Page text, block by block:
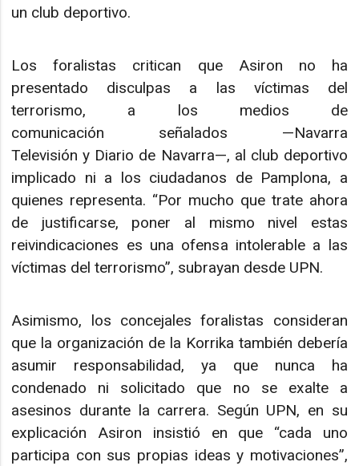
un club deportivo.
Los foralistas critican que Asiron no ha
presentado disculpas a las víctimas del
terrorismo, a los medios de
comunicación señalados —Navarra
Televisión y Diario de Navarra—, al club deportivo
implicado ni a los ciudadanos de Pamplona, a
quienes representa. “Por mucho que trate ahora
de justificarse, poner al mismo nivel estas
reivindicaciones es una ofensa intolerable a las
víctimas del terrorismo”, subrayan desde UPN.
Asimismo, los concejales foralistas consideran
que la organización de la Korrika también debería
asumir responsabilidad, ya que nunca ha
condenado ni solicitado que no se exalte a
asesinos durante la carrera. Según UPN, en su
explicación Asiron insistió en que “cada uno
participa con sus propias ideas y motivaciones”,